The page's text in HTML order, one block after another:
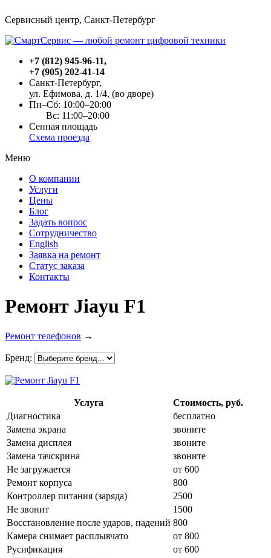
Сервисный центр, Cанкт-Петербург
+7 (812) 945-96-11,
+7 (905) 202-41-14
Санкт-Петербург,
ул. Ефимова, д. 1/4, (во дворе)
Пн–Сб: 10:00–20:00
Вс: 11:00–20:00
Сенная площадь
Схема проезда
Меню
О компании
Услуги
Цены
Блог
Задать вопрос
Сотрудничество
English
Заявка на ремонт
Статус заказа
Контакты
Ремонт Jiayu F1
Ремонт телефонов →
Бренд:
Услуга
Стоимость, руб.
Диагностика
бесплатно
Замена экрана
звоните
Замена дисплея
звоните
Замена тачскрина
звоните
Не загружается
от 600
Ремонт корпуса
800
Контроллер питания (заряда)
2500
Не звонит
1500
Восстановление после ударов, падений 800
Камера снимает расплывчато
от 800
Русификация
от 600